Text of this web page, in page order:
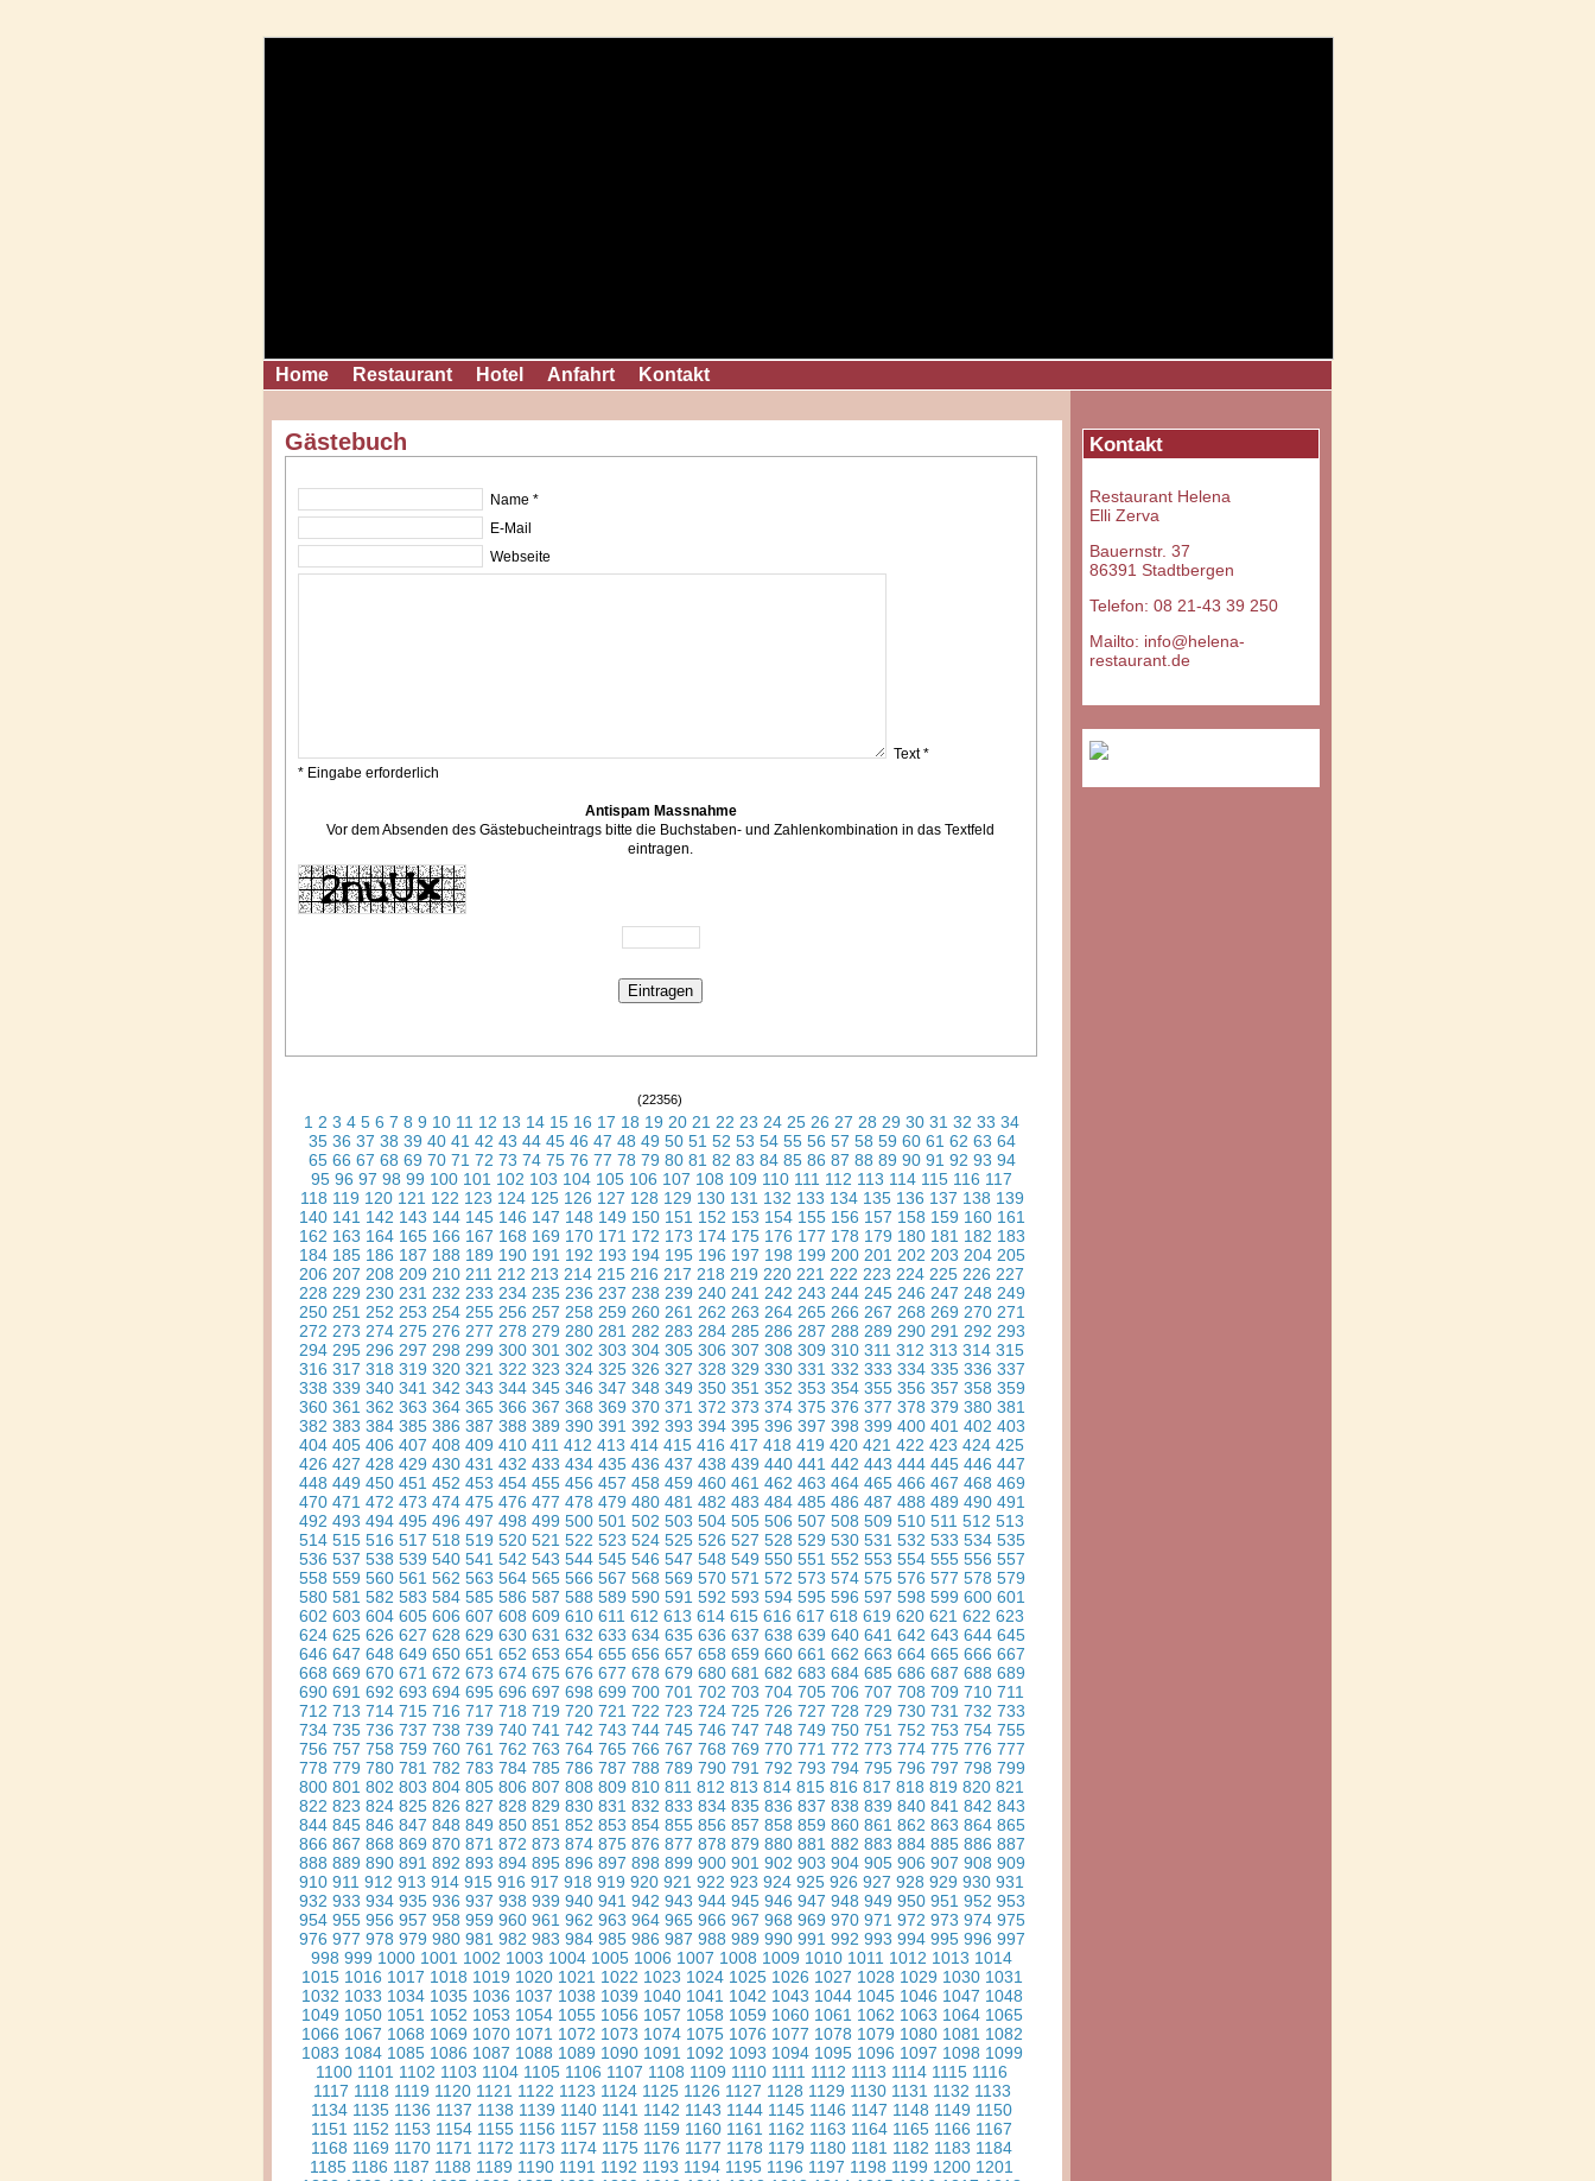
Home Restaurant Hotel Anfahrt Kontakt
Gästebuch
Name *
E-Mail
Webseite
Text *
* Eingabe erforderlich
Antispam Massnahme
Vor dem Absenden des Gästebucheintrags bitte die Buchstaben- und Zahlenkombination in das Textfeld
eintragen.
(22356)
1 2 3 4 5 6 7 8 9 10 11 12 13 14 15 16 17 18 19 20 21 22 23 24 25 26 27 28 29 30 31 32 33 34
35 36 37 38 39 40 41 42 43 44 45 46 47 48 49 50 51 52 53 54 55 56 57 58 59 60 61 62 63 64
65 66 67 68 69 70 71 72 73 74 75 76 77 78 79 80 81 82 83 84 85 86 87 88 89 90 91 92 93 94
95 96 97 98 99 100 101 102 103 104 105 106 107 108 109 110 111 112 113 114 115 116 117
118 119 120 121 122 123 124 125 126 127 128 129 130 131 132 133 134 135 136 137 138 139
140 141 142 143 144 145 146 147 148 149 150 151 152 153 154 155 156 157 158 159 160 161
162 163 164 165 166 167 168 169 170 171 172 173 174 175 176 177 178 179 180 181 182 183
184 185 186 187 188 189 190 191 192 193 194 195 196 197 198 199 200 201 202 203 204 205
206 207 208 209 210 211 212 213 214 215 216 217 218 219 220 221 222 223 224 225 226 227
228 229 230 231 232 233 234 235 236 237 238 239 240 241 242 243 244 245 246 247 248 249
250 251 252 253 254 255 256 257 258 259 260 261 262 263 264 265 266 267 268 269 270 271
272 273 274 275 276 277 278 279 280 281 282 283 284 285 286 287 288 289 290 291 292 293
294 295 296 297 298 299 300 301 302 303 304 305 306 307 308 309 310 311 312 313 314 315
316 317 318 319 320 321 322 323 324 325 326 327 328 329 330 331 332 333 334 335 336 337
338 339 340 341 342 343 344 345 346 347 348 349 350 351 352 353 354 355 356 357 358 359
360 361 362 363 364 365 366 367 368 369 370 371 372 373 374 375 376 377 378 379 380 381
382 383 384 385 386 387 388 389 390 391 392 393 394 395 396 397 398 399 400 401 402 403
404 405 406 407 408 409 410 411 412 413 414 415 416 417 418 419 420 421 422 423 424 425
426 427 428 429 430 431 432 433 434 435 436 437 438 439 440 441 442 443 444 445 446 447
448 449 450 451 452 453 454 455 456 457 458 459 460 461 462 463 464 465 466 467 468 469
470 471 472 473 474 475 476 477 478 479 480 481 482 483 484 485 486 487 488 489 490 491
492 493 494 495 496 497 498 499 500 501 502 503 504 505 506 507 508 509 510 511 512 513
514 515 516 517 518 519 520 521 522 523 524 525 526 527 528 529 530 531 532 533 534 535
536 537 538 539 540 541 542 543 544 545 546 547 548 549 550 551 552 553 554 555 556 557
558 559 560 561 562 563 564 565 566 567 568 569 570 571 572 573 574 575 576 577 578 579
580 581 582 583 584 585 586 587 588 589 590 591 592 593 594 595 596 597 598 599 600 601
602 603 604 605 606 607 608 609 610 611 612 613 614 615 616 617 618 619 620 621 622 623
624 625 626 627 628 629 630 631 632 633 634 635 636 637 638 639 640 641 642 643 644 645
646 647 648 649 650 651 652 653 654 655 656 657 658 659 660 661 662 663 664 665 666 667
668 669 670 671 672 673 674 675 676 677 678 679 680 681 682 683 684 685 686 687 688 689
690 691 692 693 694 695 696 697 698 699 700 701 702 703 704 705 706 707 708 709 710 711
712 713 714 715 716 717 718 719 720 721 722 723 724 725 726 727 728 729 730 731 732 733
734 735 736 737 738 739 740 741 742 743 744 745 746 747 748 749 750 751 752 753 754 755
756 757 758 759 760 761 762 763 764 765 766 767 768 769 770 771 772 773 774 775 776 777
778 779 780 781 782 783 784 785 786 787 788 789 790 791 792 793 794 795 796 797 798 799
800 801 802 803 804 805 806 807 808 809 810 811 812 813 814 815 816 817 818 819 820 821
822 823 824 825 826 827 828 829 830 831 832 833 834 835 836 837 838 839 840 841 842 843
844 845 846 847 848 849 850 851 852 853 854 855 856 857 858 859 860 861 862 863 864 865
866 867 868 869 870 871 872 873 874 875 876 877 878 879 880 881 882 883 884 885 886 887
888 889 890 891 892 893 894 895 896 897 898 899 900 901 902 903 904 905 906 907 908 909
910 911 912 913 914 915 916 917 918 919 920 921 922 923 924 925 926 927 928 929 930 931
932 933 934 935 936 937 938 939 940 941 942 943 944 945 946 947 948 949 950 951 952 953
954 955 956 957 958 959 960 961 962 963 964 965 966 967 968 969 970 971 972 973 974 975
976 977 978 979 980 981 982 983 984 985 986 987 988 989 990 991 992 993 994 995 996 997
998 999 1000 1001 1002 1003 1004 1005 1006 1007 1008 1009 1010 1011 1012 1013 1014
1015 1016 1017 1018 1019 1020 1021 1022 1023 1024 1025 1026 1027 1028 1029 1030 1031
1032 1033 1034 1035 1036 1037 1038 1039 1040 1041 1042 1043 1044 1045 1046 1047 1048
1049 1050 1051 1052 1053 1054 1055 1056 1057 1058 1059 1060 1061 1062 1063 1064 1065
1066 1067 1068 1069 1070 1071 1072 1073 1074 1075 1076 1077 1078 1079 1080 1081 1082
1083 1084 1085 1086 1087 1088 1089 1090 1091 1092 1093 1094 1095 1096 1097 1098 1099
1100 1101 1102 1103 1104 1105 1106 1107 1108 1109 1110 1111 1112 1113 1114 1115 1116
1117 1118 1119 1120 1121 1122 1123 1124 1125 1126 1127 1128 1129 1130 1131 1132 1133
1134 1135 1136 1137 1138 1139 1140 1141 1142 1143 1144 1145 1146 1147 1148 1149 1150
1151 1152 1153 1154 1155 1156 1157 1158 1159 1160 1161 1162 1163 1164 1165 1166 1167
1168 1169 1170 1171 1172 1173 1174 1175 1176 1177 1178 1179 1180 1181 1182 1183 1184
1185 1186 1187 1188 1189 1190 1191 1192 1193 1194 1195 1196 1197 1198 1199 1200 1201
Kontakt
Restaurant Helena
Elli Zerva
Bauernstr. 37
86391 Stadtbergen
Telefon: 08 21-43 39 250
Mailto: info@helena-
restaurant.de